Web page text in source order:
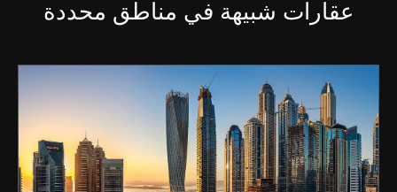
عقارات شبيهة في مناطق محددة